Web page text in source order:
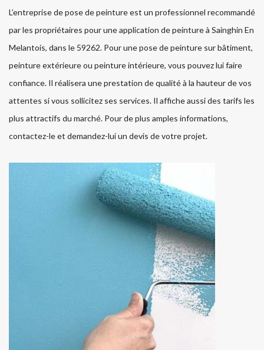
L’entreprise de pose de peinture est un professionnel recommandé
par les propriétaires pour une application de peinture à Sainghin En
Melantois, dans le 59262. Pour une pose de peinture sur bâtiment,
peinture extérieure ou peinture intérieure, vous pouvez lui faire
confiance. Il réalisera une prestation de qualité à la hauteur de vos
attentes si vous sollicitez ses services. Il affiche aussi des tarifs les
plus attractifs du marché. Pour de plus amples informations,
contactez-le et demandez-lui un devis de votre projet.